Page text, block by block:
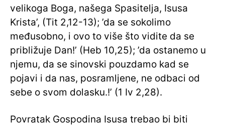
velikoga Boga, našega Spasitelja, Isusa
Krista’, (Tit 2,12-13); ’da se sokolimo
međusobno, i ovo to više što vidite da se
približuje Dan!’ (Heb 10,25); ’da ostanemo u
njemu, da se sinovski pouzdamo kad se
pojavi i da nas, posramljene, ne odbaci od
sebe o svom dolasku.!’ (1 Iv 2,28).
Povratak Gospodina Isusa trebao bi biti